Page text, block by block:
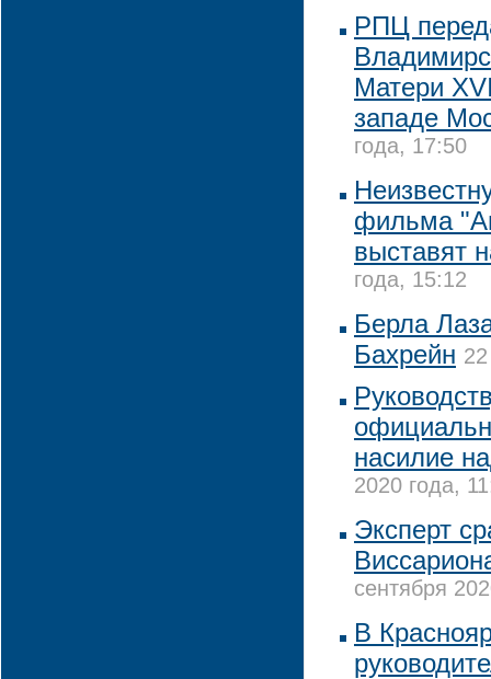
РПЦ
Матери
западе
года, 17:50
фильма
выставят
года, 15:12
Берла
Бахрейн
насилие
2020 года,
Эксперт
сентября
В